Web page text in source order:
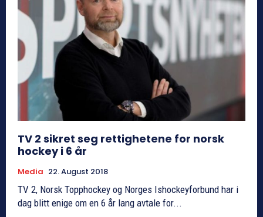
TV 2 sikret seg rettighetene for norsk
hockey i 6 år
Media 22. August 2018
TV 2, Norsk Topphockey og Norges Ishockeyforbund har i
dag blitt enige om en 6 år lang avtale for...